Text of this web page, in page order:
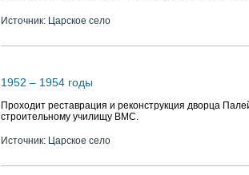
Источник: Царское село
1952 – 1954 годы
Проходит реставрация и реконструкция дворца
строительному училищу ВМС.
Источник: Царское село